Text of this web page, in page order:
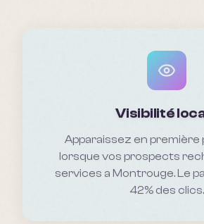
Visibilité
Apparaissez en première
lorsque vos prospects
services a Montrouge. Le
42% des clics.